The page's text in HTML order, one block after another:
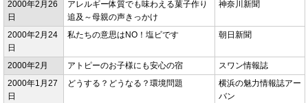
2000年2月26
日
アレルギー体質でも味わえる菓子作り
追及～母親の声きっかけ
神奈川新聞
2000年2月24
日
私たちの意思はNO！塩ビです 朝日新聞
2000年2月 アトピーのお子様にも安心の宿
スワン情報誌
2000年1月27
日
どうする？どうなる？環境問題
横浜の魅力情報誌アー
バン